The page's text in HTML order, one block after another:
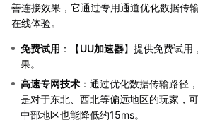
善连接效果，它通过专用通道优化数据传
在线体验。
免费试用 ：【UU加速器】提供免费试用
果。
高速专网技术 ：通过优化数据传输路径
是对于东北、西北等偏远地区的玩家，
中部地区也能降低约15ms。